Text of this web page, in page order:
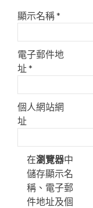
顯示名稱*
電子郵件地
址*
個人網站網
址
在瀏覽器中
儲存顯示名
稱、電子郵
件地址及個